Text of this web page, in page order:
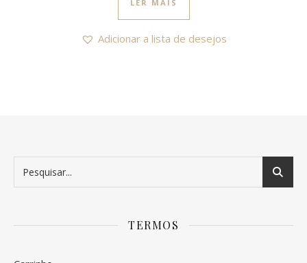
LER MAIS
Adicionar a lista de desejos
TERMOS